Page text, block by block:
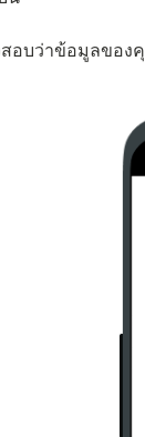
อบว่าข้อมูลของ